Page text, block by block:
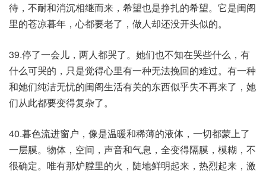
待，不耐和消沉相继而来，希望也是挣扎的希望。它是闺阁
里的苍凉暮年，心都要老了，做人却还没开头似的。
39.停了一会儿，两人都哭了。她们也不知在哭些什么，有
什么可哭的，只是觉得心里有一种无法挽回的难过。有一种
和她们纯洁无忧的闺阁生活有关的东西似乎失不再来了，她
们从此都要变得复杂了。
40.暮色流进窗户，像是温暖和稀薄的液体，一切都蒙上了
一层膜。物体，空间，声音和气息，全变得隔膜，模糊，不
很确定。唯有那炉膛里的火，陡地鲜明起来，热烈起来，激